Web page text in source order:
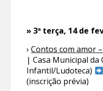
» 3ª terça, 14 de
›Contos com amor
| Casa Municipal
Infantil/Ludoteca)
(inscrição prévia)